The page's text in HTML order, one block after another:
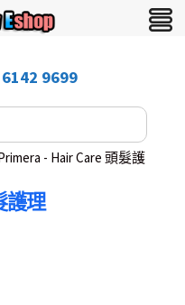
6142 9699
- Hair Care 頭髮護
護理